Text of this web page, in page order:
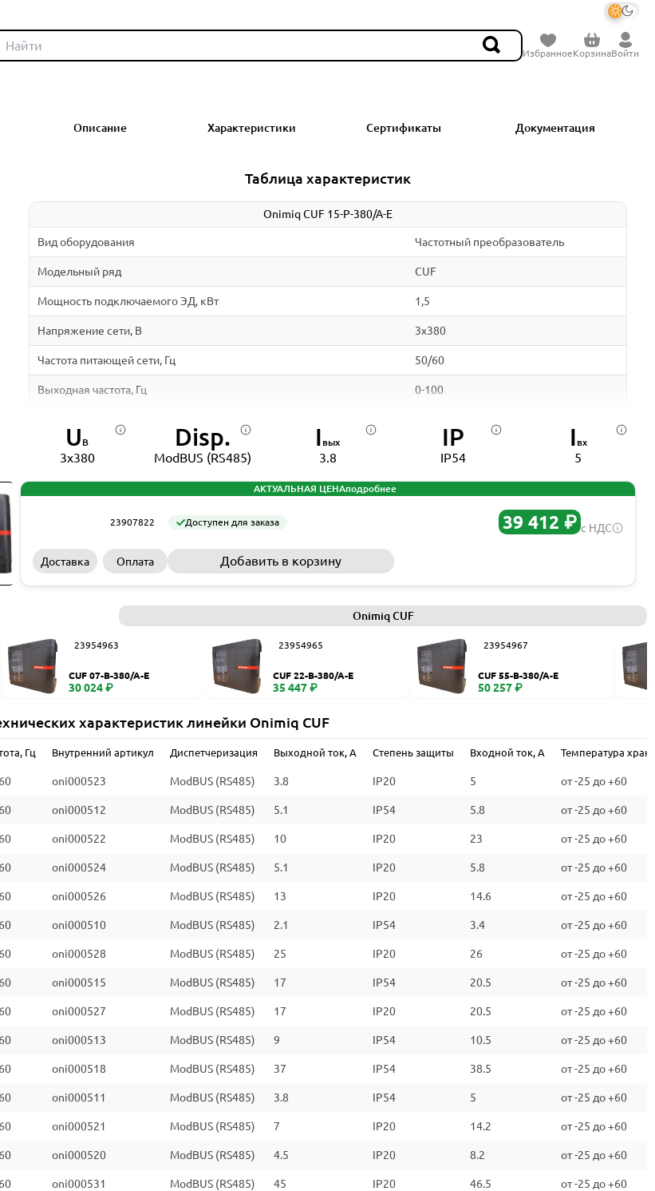
ИзбранноеКорзинаВойти
Описание Характеристики Сертификаты Документация
Таблица характеристик
Onimiq CUF 15-P-380/A-E
Вид оборудования Частотный преобразователь
Модельный ряд CUF
Мощность подключаемого ЭД, кВт 1,5
Напряжение сети, В 3x380
Частота питающей сети, Гц 50/60
Выходная частота, Гц 0-100
Выходной ток, А
Температура хранения, ⁰C
225x188x114
*Уточняйте информацию на сайте производителя
U В
3x380
Disp.
ModBUS (RS485)
I вых
3.8
IP
IP54
I вх
5
АКТУАЛЬНАЯ ЦЕНАподробнее
23907822 Доступен для заказа 39 412 ₽ с НДС
Доставка Оплата Добавить в корзину
Onimiq CUF
23954963
CUF 07-B-380/A-E
30 024 ₽
23954965
CUF 22-B-380/A-E
35 447 ₽
23954967
CUF 55-B-380/A-E
50 257 ₽
характеристик линейки Onimiq CUF
Гц Внутренний артикул Диспетчеризация Выходной ток, А Степень защиты Входной ток, А Температура
oni000523 ModBUS (RS485) 3.8 IP20 5 от -25 до +60
oni000512 ModBUS (RS485) 5.1 IP54 5.8 от -25 до +60
oni000522 ModBUS (RS485) 10 IP20 23 от -25 до +60
oni000524 ModBUS (RS485) 5.1 IP20 5.8 от -25 до +60
oni000526 ModBUS (RS485) 13 IP20 14.6 от -25 до +60
oni000510 ModBUS (RS485) 2.1 IP54 3.4 от -25 до +60
oni000528 ModBUS (RS485) 25 IP20 26 от -25 до +60
oni000515 ModBUS (RS485) 17 IP54 20.5 от -25 до +60
oni000527 ModBUS (RS485) 17 IP20 20.5 от -25 до +60
oni000513 ModBUS (RS485) 9 IP54 10.5 от -25 до +60
oni000518 ModBUS (RS485) 37 IP54 38.5 от -25 до +60
oni000511 ModBUS (RS485) 3.8 IP54 5 от -25 до +60
oni000521 ModBUS (RS485) 7 IP20 14.2 от -25 до +60
oni000520 ModBUS (RS485) 4.5 IP20 8.2 от -25 до +60
oni000531 ModBUS (RS485) 45 IP20 46.5 от -25 до +60